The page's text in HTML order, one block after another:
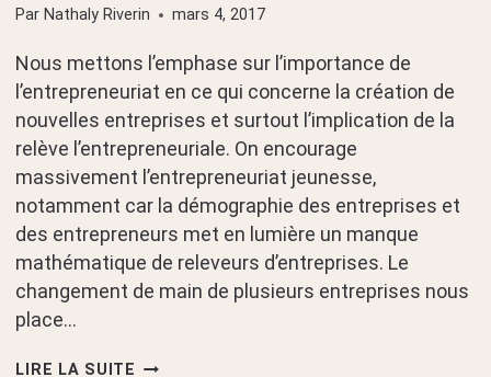
Par Nathaly Riverin mars 4, 2017
Nous mettons l’emphase sur l’importance de
l’entrepreneuriat en ce qui concerne la création de
nouvelles entreprises et surtout l’implication de la
relève l’entrepreneuriale. On encourage
massivement l’entrepreneuriat jeunesse,
notamment car la démographie des entreprises et
des entrepreneurs met en lumière un manque
mathématique de releveurs d’entreprises. Le
changement de main de plusieurs entreprises nous
place…
LIRE LA SUITE AMBITION,